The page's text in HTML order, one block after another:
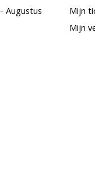
Augustus
Mijn
Mijn